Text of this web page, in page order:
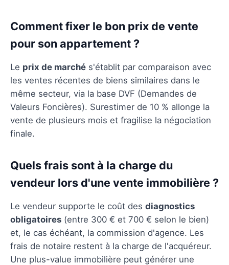
Comment fixer le bon prix de vente
pour son appartement ?
Le prix de marché s'établit par comparaison avec
les ventes récentes de biens similaires dans le
même secteur, via la base DVF (Demandes de
Valeurs Foncières). Surestimer de 10 % allonge la
vente de plusieurs mois et fragilise la négociation
finale.
Quels frais sont à la charge du
vendeur lors d'une vente immobilière ?
Le vendeur supporte le coût des diagnostics
obligatoires (entre 300 € et 700 € selon le bien)
et, le cas échéant, la commission d'agence. Les
frais de notaire restent à la charge de l'acquéreur.
Une plus-value immobilière peut générer une